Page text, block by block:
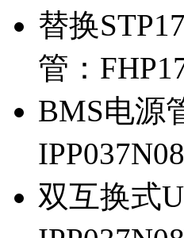
替换
管：
BMS电源
双互换式